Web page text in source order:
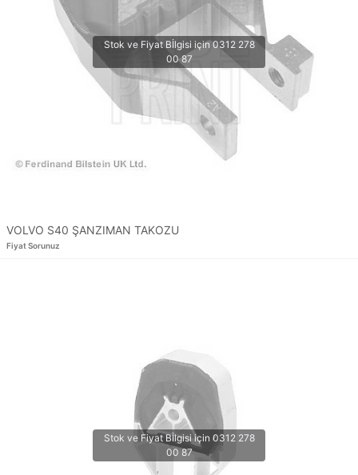
VOLVO S40 ŞANZIMAN TAKOZU
Fiyat Sorunuz